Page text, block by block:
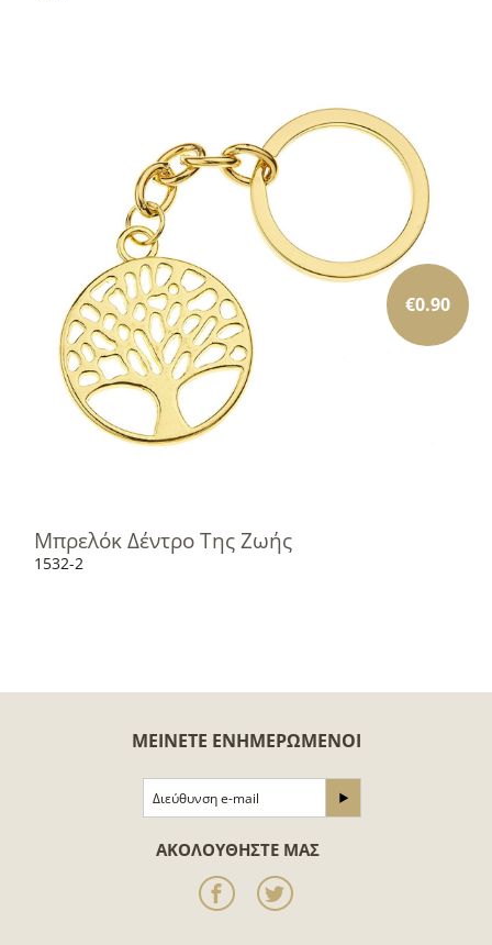
Μπρελόκ Δέντρο Της Ζωής
1532-2
€0.90
ΜΕΊΝΕΤΕ ΕΝΗΜΕΡΩΜΈΝΟΙ
ΑΚΟΛΟΥΘΉΣΤΕ ΜΑΣ